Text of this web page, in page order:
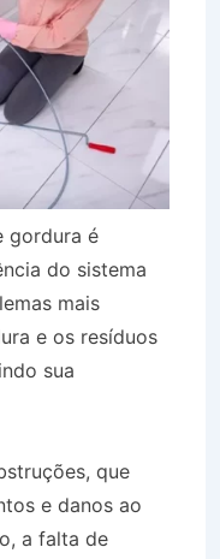
gordura é
do sistema
mais
e os resíduos
sua
que
e danos ao
a falta de